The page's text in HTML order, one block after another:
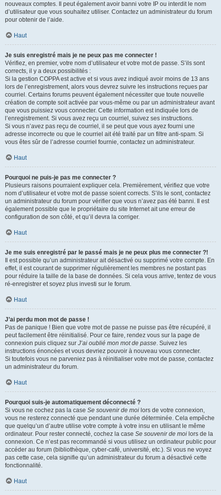
nouveaux comptes. Il peut également avoir banni votre IP ou interdit le nom
d’utilisateur que vous souhaitez utiliser. Contactez un administrateur du forum
pour obtenir de l’aide.
Haut
Je suis enregistré mais je ne peux pas me connecter !
Vérifiez, en premier, votre nom d’utilisateur et votre mot de passe. S’ils sont
corrects, il y a deux possibilités :
Si la gestion COPPA est active et si vous avez indiqué avoir moins de 13 ans
lors de l’enregistrement, alors vous devrez suivre les instructions reçues par
courriel. Certains forums peuvent également nécessiter que toute nouvelle
création de compte soit activée par vous-même ou par un administrateur avant
que vous puissiez vous connecter. Cette information est indiquée lors de
l’enregistrement. Si vous avez reçu un courriel, suivez ses instructions.
Si vous n’avez pas reçu de courriel, il se peut que vous ayez fourni une
adresse incorrecte ou que le courriel ait été traité par un filtre anti-spam. Si
vous êtes sûr de l’adresse courriel fournie, contactez un administrateur.
Haut
Pourquoi ne puis-je pas me connecter ?
Plusieurs raisons pourraient expliquer cela. Premièrement, vérifiez que votre
nom d’utilisateur et votre mot de passe soient corrects. S’ils le sont, contactez
un administrateur du forum pour vérifier que vous n’avez pas été banni. Il est
également possible que le propriétaire du site Internet ait une erreur de
configuration de son côté, et qu’il devra la corriger.
Haut
Je me suis enregistré par le passé mais je ne peux plus me connecter ?!
Il est possible qu’un administrateur ait désactivé ou supprimé votre compte. En
effet, il est courant de supprimer régulièrement les membres ne postant pas
pour réduire la taille de la base de données. Si cela vous arrive, tentez de vous
ré-enregistrer et soyez plus investi sur le forum.
Haut
J’ai perdu mon mot de passe !
Pas de panique ! Bien que votre mot de passe ne puisse pas être récupéré, il
peut facilement être réinitialisé. Pour ce faire, rendez vous sur la page de
connexion puis cliquez sur J’ai oublié mon mot de passe. Suivez les
instructions énoncées et vous devriez pouvoir à nouveau vous connecter.
Si toutefois vous ne parveniez pas à réinitialiser votre mot de passe, contactez
un administrateur du forum.
Haut
Pourquoi suis-je automatiquement déconnecté ?
Si vous ne cochez pas la case Se souvenir de moi lors de votre connexion,
vous ne resterez connecté que pendant une durée déterminée. Cela empêche
que quelqu’un d’autre utilise votre compte à votre insu en utilisant le même
ordinateur. Pour rester connecté, cochez la case Se souvenir de moi lors de la
connexion. Ce n’est pas recommandé si vous utilisez un ordinateur public pour
accéder au forum (bibliothèque, cyber-café, université, etc.). Si vous ne voyez
pas cette case, cela signifie qu’un administrateur du forum a désactivé cette
fonctionnalité.
Haut